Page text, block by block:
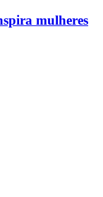
mulheres